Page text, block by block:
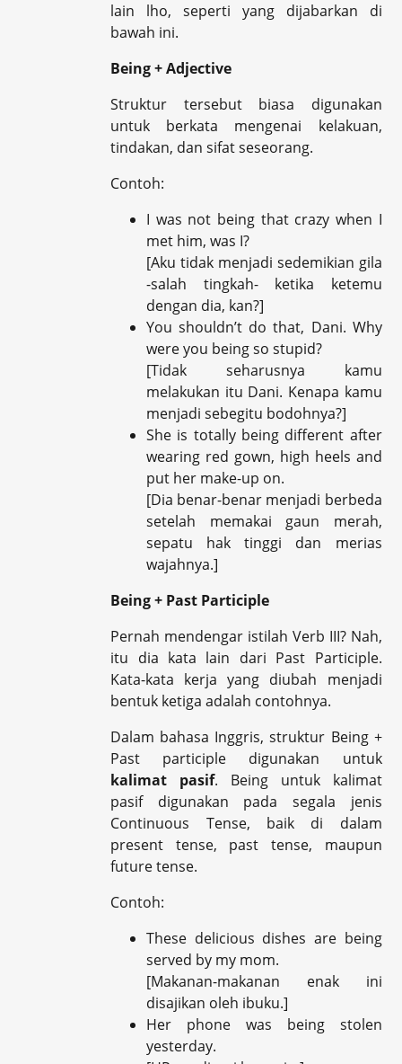
lain lho, seperti yang dijabarkan di
bawah ini.
Being + Adjective
Struktur tersebut biasa digunakan
untuk berkata mengenai kelakuan,
tindakan, dan sifat seseorang.
Contoh:
I was not being that crazy when I
met him, was I?
[Aku tidak menjadi sedemikian gila
-salah tingkah- ketika ketemu
dengan dia, kan?]
You shouldn’t do that, Dani. Why
were you being so stupid?
[Tidak seharusnya kamu
melakukan itu Dani. Kenapa kamu
menjadi sebegitu bodohnya?]
She is totally being different after
wearing red gown, high heels and
put her make-up on.
[Dia benar-benar menjadi berbeda
setelah memakai gaun merah,
sepatu hak tinggi dan merias
wajahnya.]
Being + Past Participle
Pernah mendengar istilah Verb III? Nah,
itu dia kata lain dari Past Participle.
Kata-kata kerja yang diubah menjadi
bentuk ketiga adalah contohnya.
Dalam bahasa Inggris, struktur Being +
Past participle digunakan untuk
kalimat pasif. Being untuk kalimat
pasif digunakan pada segala jenis
Continuous Tense, baik di dalam
present tense, past tense, maupun
future tense.
Contoh:
These delicious dishes are being
served by my mom.
[Makanan-makanan enak ini
disajikan oleh ibuku.]
Her phone was being stolen
yesterday.